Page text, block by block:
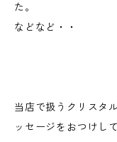
た。
などなど・・
当店で扱うクリスタ
ッセージをおつけし